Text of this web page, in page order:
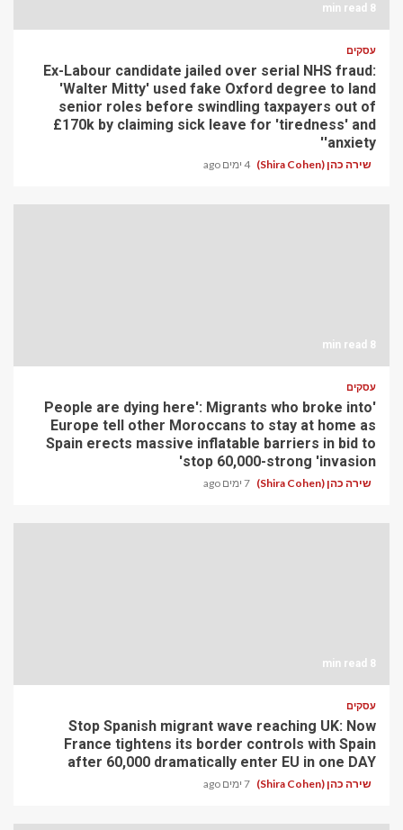
8 min read
עסקים
Ex-Labour candidate jailed over serial NHS fraud:
'Walter Mitty' used fake Oxford degree to land
senior roles before swindling taxpayers out of
£170k by claiming sick leave for 'tiredness' and
'anxiety'
שירה כהן (Shira Cohen) 4 ימים ago
8 min read
עסקים
'People are dying here': Migrants who broke into
Europe tell other Moroccans to stay at home as
Spain erects massive inflatable barriers in bid to
stop 60,000-strong 'invasion'
שירה כהן (Shira Cohen) 7 ימים ago
8 min read
עסקים
Stop Spanish migrant wave reaching UK: Now
France tightens its border controls with Spain
after 60,000 dramatically enter EU in one DAY
שירה כהן (Shira Cohen) 7 ימים ago